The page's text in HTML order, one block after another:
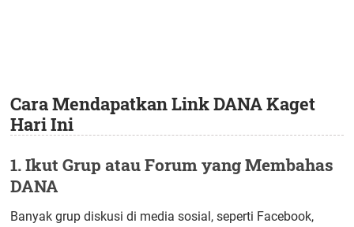
Cara Mendapatkan Link DANA Kaget
Hari Ini
1. Ikut Grup atau Forum yang Membahas
DANA
Banyak grup diskusi di media sosial, seperti Facebook,